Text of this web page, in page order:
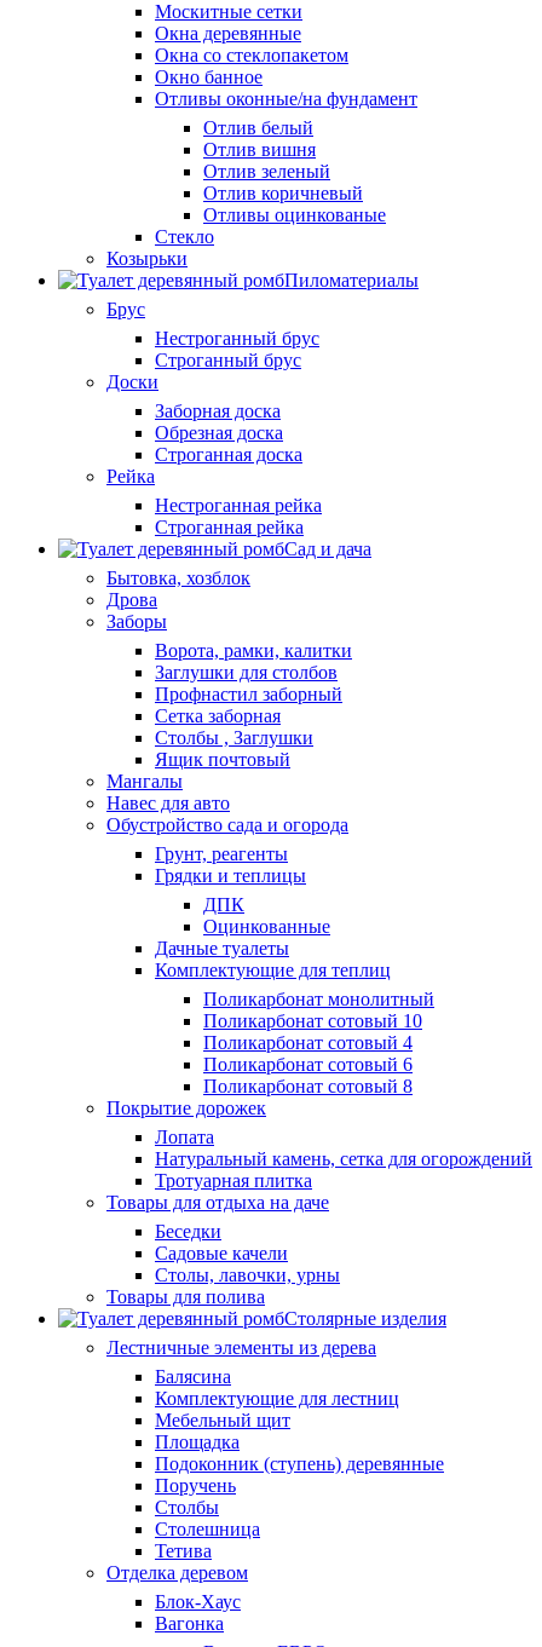
Москитные сетки
Окна деревянные
Окна со стеклопакетом
Окно банное
Отливы оконные/на фундамент
Отлив белый
Отлив вишня
Отлив зеленый
Отлив коричневый
Отливы оцинкованые
Стекло
Козырьки
Пиломатериалы
Брус
Нестроганный брус
Строганный брус
Доски
Заборная доска
Обрезная доска
Строганная доска
Рейка
Нестроганная рейка
Строганная рейка
Сад и дача
Бытовка, хозблок
Дрова
Заборы
Ворота, рамки, калитки
Заглушки для столбов
Профнастил заборный
Сетка заборная
Столбы , Заглушки
Ящик почтовый
Мангалы
Навес для авто
Обустройство сада и огорода
Грунт, реагенты
Грядки и теплицы
ДПК
Оцинкованные
Дачные туалеты
Комплектующие для теплиц
Поликарбонат монолитный
Поликарбонат сотовый 10
Поликарбонат сотовый 4
Поликарбонат сотовый 6
Поликарбонат сотовый 8
Покрытие дорожек
Лопата
Натуральный камень, сетка для огорождений
Тротуарная плитка
Товары для отдыха на даче
Беседки
Садовые качели
Столы, лавочки, урны
Товары для полива
Столярные изделия
Лестничные элементы из дерева
Балясина
Комплектующие для лестниц
Мебельный щит
Площадка
Подоконник (ступень) деревянные
Поручень
Столбы
Столешница
Тетива
Отделка деревом
Блок-Хаус
Вагонка